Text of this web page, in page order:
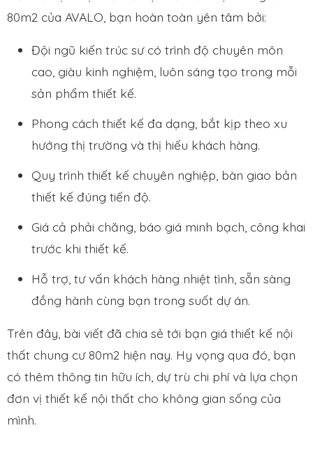
80m2 của AVALO, bạn hoàn toàn yên tâm bởi:
Đội ngũ kiến trúc sư có trình độ chuyên môn
cao, giàu kinh nghiệm, luôn sáng tạo trong mỗi
sản phẩm thiết kế.
Phong cách thiết kế đa dạng, bắt kịp theo xu
hướng thị trường và thị hiếu khách hàng.
Quy trình thiết kế chuyên nghiệp, bàn giao bản
thiết kế đúng tiến độ.
Giá cả phải chăng, báo giá minh bạch, công khai
trước khi thiết kế.
Hỗ trợ, tư vấn khách hàng nhiệt tình, sẵn sàng
đồng hành cùng bạn trong suốt dự án.
Trên đây, bài viết đã chia sẻ tới bạn giá thiết kế nội
thất chung cư 80m2 hiện nay. Hy vọng qua đó, bạn
có thêm thông tin hữu ích, dự trù chi phí và lựa chọn
đơn vị thiết kế nội thất cho không gian sống của
mình.